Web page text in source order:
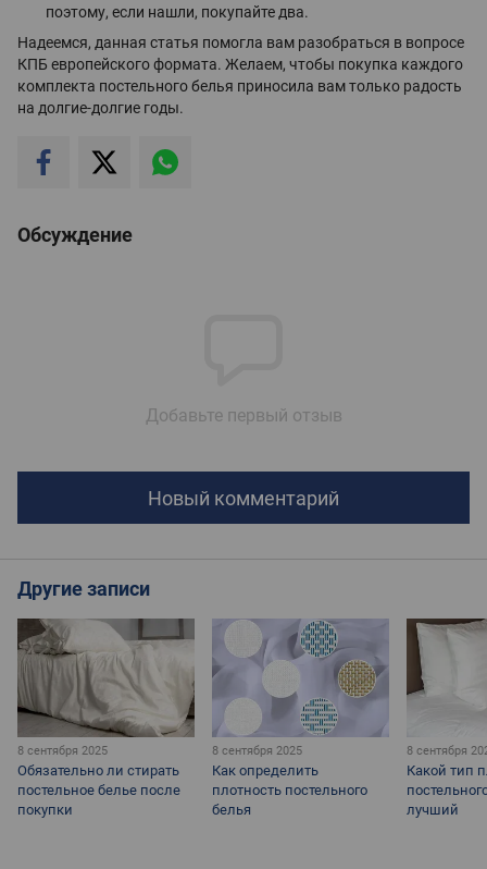
поэтому, если нашли, покупайте два.
Надеемся, данная статья помогла вам разобраться в вопросе
КПБ европейского формата. Желаем, чтобы покупка каждого
комплекта постельного белья приносила вам только радость
на долгие-долгие годы.
Обсуждение
Добавьте первый отзыв
Новый комментарий
Другие записи
8 сентября 2025
Обязательно ли стирать
постельное белье после
покупки
8 сентября 2025
Как определить
плотность постельного
белья
8 сентября
Какой тип
лучший